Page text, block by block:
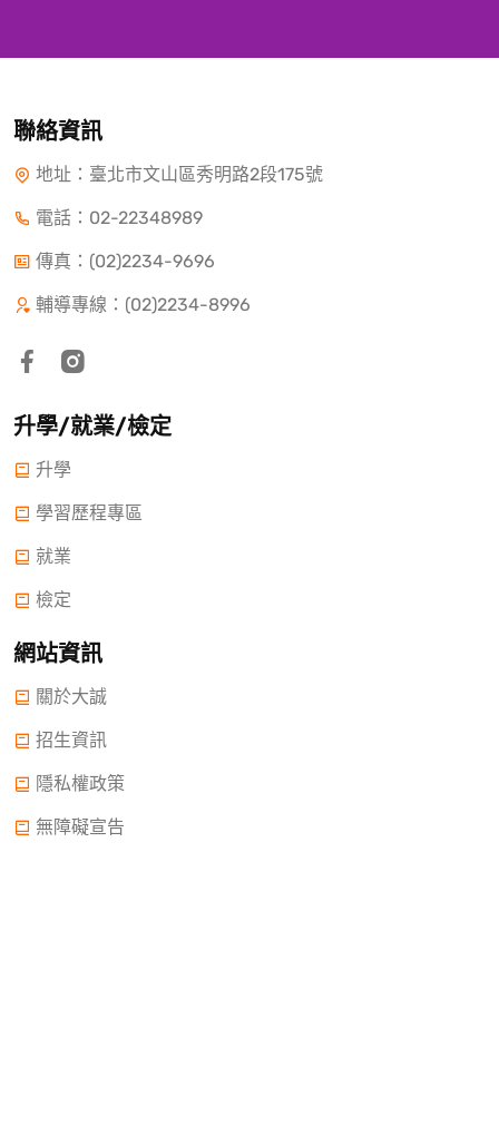
聯絡資訊
地址：臺北市文山區秀明路2段175號
電話： 02-22348989
傳真：(02)2234-9696
輔導專線：(02)2234-8996
升學/就業/檢定
升學
學習歷程專區
就業
檢定
網站資訊
關於大誠
招生資訊
隱私權政策
無障礙宣告